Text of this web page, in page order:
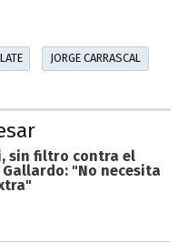
JORGE CARRASCAL
sin filtro contra el
Gallardo: "No necesita